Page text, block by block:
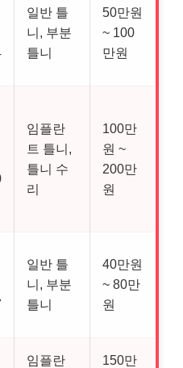
일반 틀
니, 부분
틀니
50만원
~ 100
만원
임플란
트 틀니,
틀니 수
리
100만
원 ~
200만
원
일반 틀
니, 부분
틀니
40만원
~ 80만
원
임플란
150만